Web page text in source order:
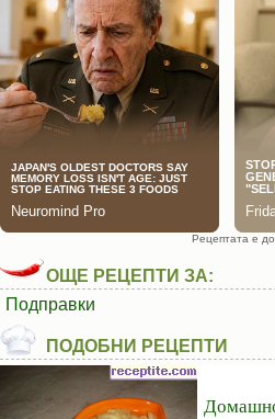
Рецептата е
ОЩЕ РЕЦЕПТИ ЗА:
Подправки
ПОДОБНИ РЕЦЕПТИ